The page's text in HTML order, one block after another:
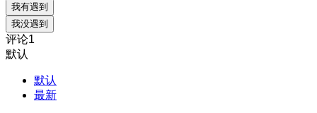
我有遇到
我没遇到
评论1
默认
默认
最新